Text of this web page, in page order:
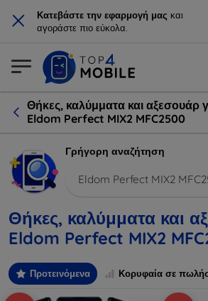
× Κατεβάστε την εφαρμογή μας και
αγοράστε πιο εύκολα.
Θήκες, καλύμματα και αξεσουάρ
Eldom Perfect MIX2 MFC2500
Γρήγορη αναζήτηση
Eldom Perfect MIX2
Θήκες, καλύμματα και
Eldom Perfect MIX2
Προτεινόμενα Κορυφαία σε